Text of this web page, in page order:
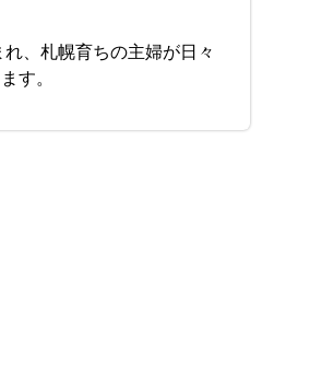
、札幌育ちの主婦が日々
す。